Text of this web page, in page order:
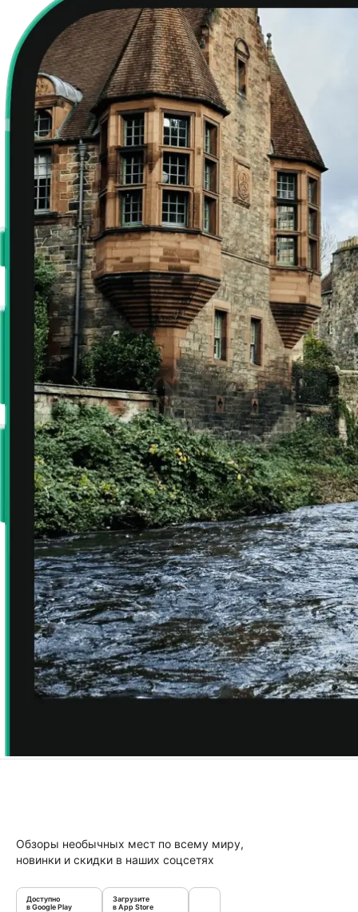
Обзоры необычных мест по всему миру,
новинки и скидки в наших соцсетях
Доступно
в Google Play
Загрузите
в App Store